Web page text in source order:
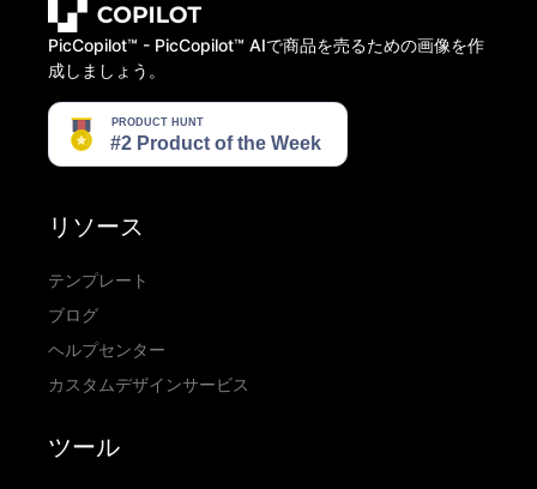
PicCopilot™️ - PicCopilot™️ AIで商品を売るための画像を作
成しましょう。
リソース
テンプレート
ブログ
ヘルプセンター
カスタムデザインサービス
ツール